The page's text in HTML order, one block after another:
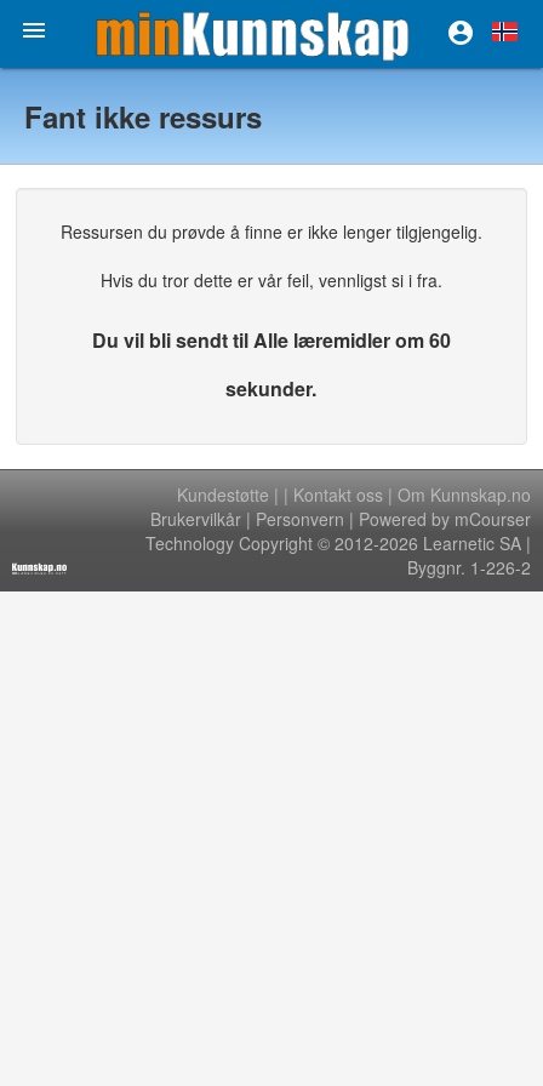


Fant ikke ressurs
Ressursen du prøvde å finne er ikke lenger tilgjengelig.
Hvis du tror dette er vår feil, vennligst si i fra.
Du vil bli sendt til Alle læremidler om 60
sekunder.
Kundestøtte | | Kontakt oss | Om Kunnskap.no
Brukervilkår | Personvern | Powered by mCourser
Technology Copyright © 2012-2026 Learnetic SA |
Byggnr. 1-226-2